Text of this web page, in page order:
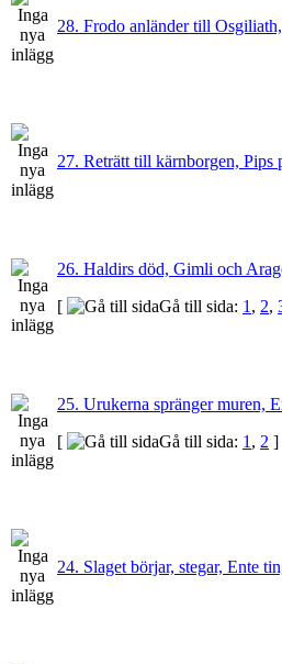
28. Frodo anländer till
27. Reträtt till kärnborgen, Pips
26. Haldirs död, Gimli och
[
Gå till sida: 1 , 2,
25. Urukerna spränger muren,
[
Gå till sida: 1 , 2 ]
24. Slaget börjar, stegar, Ente